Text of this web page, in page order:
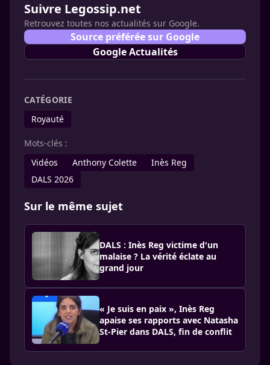
Suivre Legossip.net
Retrouvez toutes nos actualités sur Google.
Source préférée sur Google
Google Actualités
CATÉGORIE
Royauté
Mots-clés :
Vidéos
Anthony Colette
Inès Reg
DALS 2026
Sur le même sujet
DALS : Inès Reg victime d'un
malaise ? La vérité éclate au
grand jour
« Je suis en paix », Inès Reg
apaise ses rapports avec Natasha
St-Pier dans DALS, fin de conflit